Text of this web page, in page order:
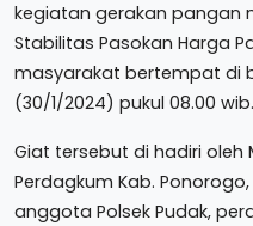
kegiatan gerakan pangan
Stabilitas Pasokan Harga
masyarakat bertempat di
(30/1/2024) pukul 08.00 wib.
Giat tersebut di hadiri oleh
Perdagkum Kab.
anggota Polsek Pudak,